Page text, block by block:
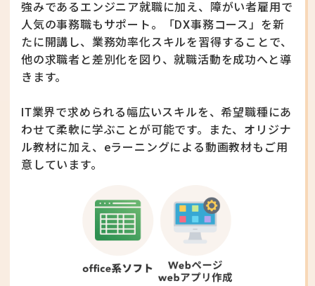
強みであるエンジニア就職に加え、障がい者雇用で
人気の事務職もサポート。
「DX事務コース」を新
たに開講し、業務効率化スキルを習得することで、
他の求職者と差別化を図り、就職活動を成功へと導
きます。
IT業界で求められる幅広いスキルを、希望職種にあ
わせて柔軟に学ぶことが可能です。
また、オリジナ
ル教材に加え、eラーニングによる動画教材もご用
意しています。